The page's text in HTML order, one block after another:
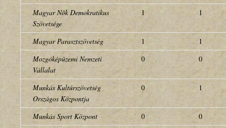
Magyar Nõk Demokratikus
Szövetsége
1 1
Magyar Parasztszövetség 1
1
Mozgóképüzemi Nemzeti
Vállalat
0 0
Munkás Kultúrszövetség
Országos Központja
0 1
Munkás Sport Központ 0
0